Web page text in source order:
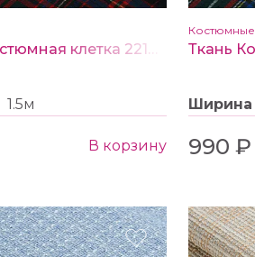
Ткань Костюмная клетка 2210 цв. синий/красный
1.5м
В корзину
Костюмные
Ширина
990 ₽